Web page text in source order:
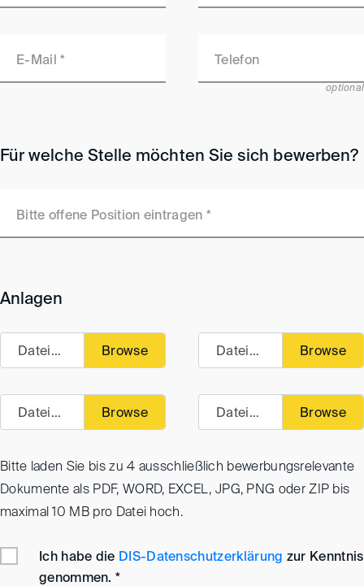
E-Mail* Telefon
optional
Für welche Stelle möchten Sie sich bewerben?
Bitte offene Position eintragen *
Anlagen
Dateiupload Dateiupload
Dateiupload Dateiupload
Bitte laden Sie bis zu 4 ausschließlich bewerbungsrelevante
Dokumente als PDF, WORD, EXCEL, JPG, PNG oder ZIP bis
maximal 10 MB pro Datei hoch.
Ich habe die DIS-Datenschutzerklärung zur Kenntnis
genommen.*